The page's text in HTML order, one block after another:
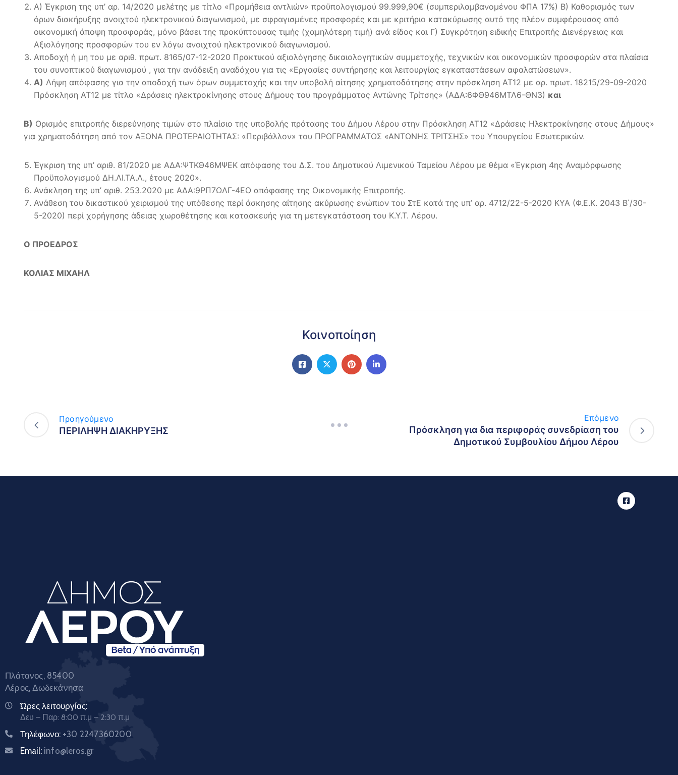
Α) Έγκριση της υπ’ αρ. 14/2020 μελέτης με τίτλο «Προμήθεια αντλιών» προϋπολογισμού 99.999,90€ (συμπεριλαμβανομένου ΦΠΑ 17%) Β) Καθορισμός των
όρων διακήρυξης ανοιχτού ηλεκτρονικού διαγωνισμού, με σφραγισμένες προσφορές και με κριτήριο κατακύρωσης αυτό της πλέον συμφέρουσας από
οικονομική άποψη προσφοράς, μόνο βάσει της προκύπτουσας τιμής (χαμηλότερη τιμή) ανά είδος και Γ) Συγκρότηση ειδικής Επιτροπής Διενέργειας και
Αξιολόγησης προσφορών του εν λόγω ανοιχτού ηλεκτρονικού διαγωνισμού.
Αποδοχή ή μη του με αριθ. πρωτ. 8165/07-12-2020 Πρακτικού αξιολόγησης δικαιολογητικών συμμετοχής, τεχνικών και οικονομικών προσφορών στα πλαίσια
του συνοπτικού διαγωνισμού , για την ανάδειξη αναδόχου για τις «Εργασίες συντήρησης και λειτουργίας εγκαταστάσεων αφαλατώσεων».
A) Λήψη απόφασης για την αποδοχή των όρων συμμετοχής και την υποβολή αίτησης χρηματοδότησης στην πρόσκληση ΑΤ12 με αρ. πρωτ. 18215/29-09-2020
Πρόσκληση ΑΤ12 με τίτλο «Δράσεις ηλεκτροκίνησης στους Δήμους του προγράμματος Αντώνης Τρίτσης» (ΑΔΑ:6ΦΘ946ΜΤΛ6-ΘΝ3) και
Β) Ορισμός επιτροπής διερεύνησης τιμών στο πλαίσιο της υποβολής πρότασης του Δήμου Λέρου στην Πρόσκληση ΑΤ12 «Δράσεις Ηλεκτροκίνησης στους Δήμους»
για χρηματοδότηση από τον ΑΞΟΝΑ ΠΡΟΤΕΡΑΙΟΤΗΤΑΣ: «Περιβάλλον» του ΠΡΟΓΡΑΜΜΑΤΟΣ «ΑΝΤΩΝΗΣ ΤΡΙΤΣΗΣ» του Υπουργείου Εσωτερικών.
Έγκριση της υπ’ αριθ. 81/2020 με ΑΔΑ:ΨΤΚΘ46ΜΨΕΚ απόφασης του Δ.Σ. του Δημοτικού Λιμενικού Ταμείου Λέρου με θέμα «Έγκριση 4ης Αναμόρφωσης
Προϋπολογισμού ΔΗ.ΛΙ.ΤΑ.Λ., έτους 2020».
Ανάκληση της υπ’ αριθ. 253.2020 με ΑΔΑ:9ΡΠ7ΩΛΓ-4ΕΟ απόφασης της Οικονομικής Επιτροπής.
Ανάθεση του δικαστικού χειρισμού της υπόθεσης περί άσκησης αίτησης ακύρωσης ενώπιον του ΣτΕ κατά της υπ’ αρ. 4712/22-5-2020 ΚΥΑ (Φ.Ε.Κ. 2043 Β΄/30-
5-2020) περί χορήγησης άδειας χωροθέτησης και κατασκευής για τη μετεγκατάσταση του Κ.Υ.Τ. Λέρου.
Ο ΠΡΟΕΔΡΟΣ
ΚΟΛΙΑΣ ΜΙΧΑΗΛ
Κοινοποίηση
Προηγούμενο
ΠΕΡΙΛΗΨΗ ΔΙΑΚΗΡΥΞΗΣ
Επόμενο
Πρόσκληση για δια περιφοράς συνεδρίαση του
Δημοτικού Συμβουλίου Δήμου Λέρου
Πλάτανος, 85400
Λέρος, Δωδεκάνησα
Ώρες λειτουργίας:
Δευ – Παρ: 8:00 π.μ – 2:30 π.μ
Τηλέφωνο: +30 2247360200
Email: info@leros.gr